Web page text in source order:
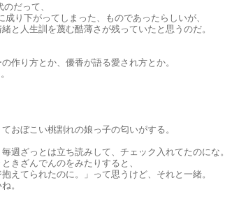
だって、
り下がってしまった、ものであったらしいが、
と人生訓を蔑む酷薄さが残っていたと思うのだ。
作り方とか、優香が語る愛され方とか。
おぼこい桃割れの娘っ子の匂いがする。
週ざっとは立ち読みして、チェック入れてたのにな。
きざんでんのをみたりすると、
えてられたのに。」って思うけど、それと一緒。
。